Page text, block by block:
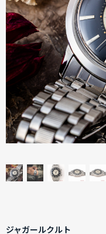
ジャガールクルト